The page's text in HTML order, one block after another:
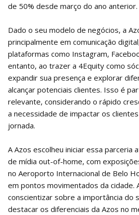
de 50% desde março do ano anterior.
Dado o seu modelo de negócios, a
principalmente em comunicação
plataformas como Instagram,
entanto, ao trazer a 4Equity como
expandir sua presença e explorar
alcançar potenciais clientes. Isso é
relevante, considerando o rápido
a necessidade de impactar os
jornada.
A Azos escolheu iniciar essa parceria
de mídia out-of-home, com
no Aeroporto Internacional de Belo
em pontos movimentados da cidade.
conscientizar sobre a importância do
destacar os diferenciais da Azos no